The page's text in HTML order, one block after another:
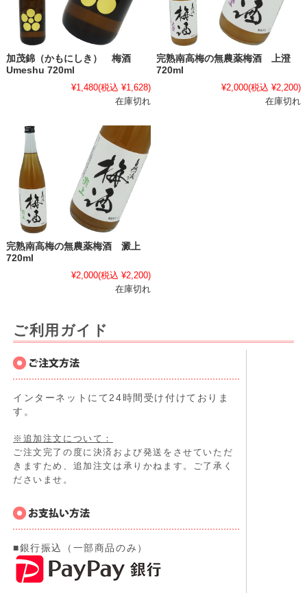
加茂錦（かもにしき） 梅酒
Umeshu 720ml
¥1,480(税込 ¥1,628)
在庫切れ
完熟南高梅の無農薬梅酒 上澄
720ml
¥2,000(税込 ¥2,200)
在庫切れ
完熟南高梅の無農薬梅酒 澱上
720ml
¥2,000(税込 ¥2,200)
在庫切れ
ご利用ガイド
インターネットにて24時間受け付けておりま
す。
※追加注文について：
ご注文完了の度に決済および発送をさせていただ
きますため、追加注文は承りかねます。ご了承く
ださいませ。
■銀行振込（一部商品のみ）